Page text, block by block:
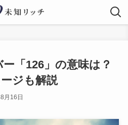
「126」の意味は？
ジも解説
月16日